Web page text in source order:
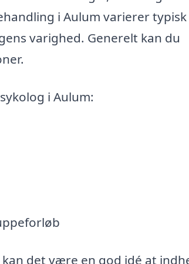
i Aulum varierer typisk
varighed. Generelt kan du
i Aulum:
det være en god idé at